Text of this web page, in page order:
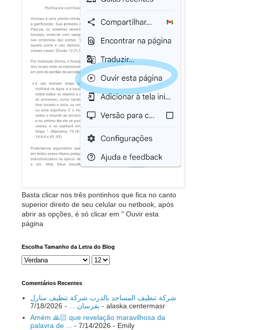
Basta clicar nos três pontinhos que fica no canto
superior direito de seu celular ou netbook, após
abrir as opções, é só clicar em " Ouvir esta
página
Escolha Tamanho da Letra do Blog
Comentários Recentes
شركة تنظيف المساجد بالدرب شركة تنظيف منازل
بفرسان ...
- 7/18/2026
- alaska.centermasr
Amém 🙏🏻 que revelação maravilhosa da
palavra de ...
- 7/14/2026 - Emily